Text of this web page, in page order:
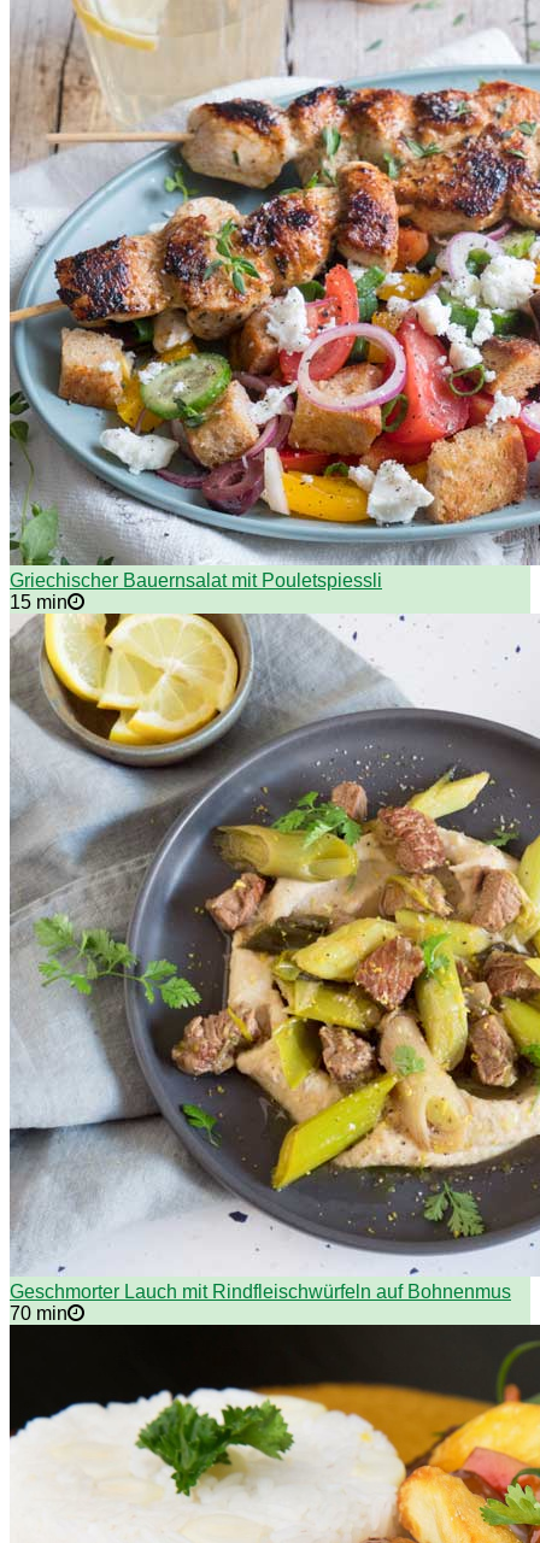
Griechischer Bauernsalat mit Pouletspiessli
15 min
Geschmorter Lauch mit Rindfleischwürfeln auf Bohnenmus
70 min